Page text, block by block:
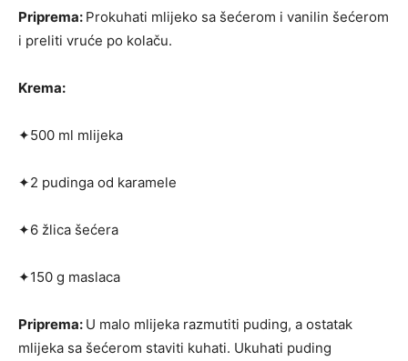
Priprema: Prokuhati mlijeko sa šećerom i vanilin šećerom
i preliti vruće po kolaču.
Krema:
✦500 ml mlijeka
✦2 pudinga od karamele
✦6 žlica šećera
✦150 g maslaca
Priprema: U malo mlijeka razmutiti puding, a ostatak
mlijeka sa šećerom staviti kuhati. Ukuhati puding